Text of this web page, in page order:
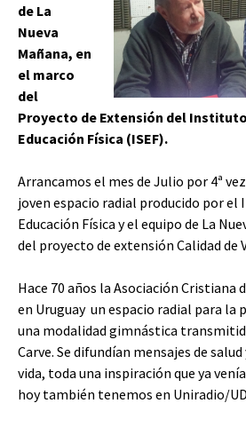
de La
Nueva
Mañana, en
el marco
del
Proyecto de Extensión del
Educación Física (ISEF).
Arrancamos el mes de Julio por 4ª
joven espacio radial producido por
Educación Física y el equipo de La
del proyecto de extensión Calidad de
Hace 70 años la Asociación Cristiana
en Uruguay un espacio radial para la
una modalidad gimnástica
Carve. Se difundían mensajes de
vida, toda una inspiración que ya
hoy también tenemos en Uniradio/